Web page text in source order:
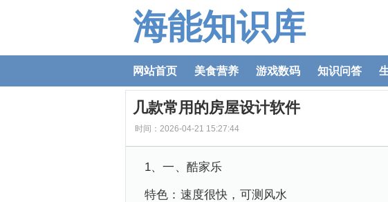
海能知识库
网站首页 美食营养 游戏数码 知识问答
几款常用的房屋设计软件
时间：2026-04-21 15:27:44
1、一、酷家乐
特色：速度很快，可测风水